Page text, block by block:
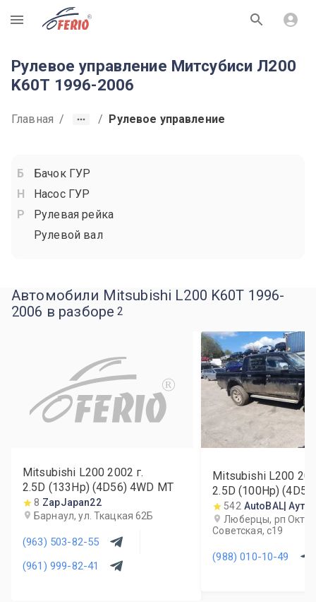
R
Рулевое управление Митсубиси Л200
K60T 1996-2006
Главная / / Рулевое управление
Бачок ГУР
Насос ГУР
Рулевая рейка
Рулевой вал
Автомобили Mitsubishi L200 K60T 1996-
2006 в разборе 2
R
Mitsubishi L200 2002 г.
2.5D (133Hp) (4D56) 4WD MT
8 ZapJapan22
Барнаул, ул. Ткацкая 62Б
(963) 503-82-55
(961) 999-82-41
Mitsubishi L200
2.5D (100Hp)
542 AutoBAL|
Люберцы, рп
Советская, с19
(988) 010-10-49